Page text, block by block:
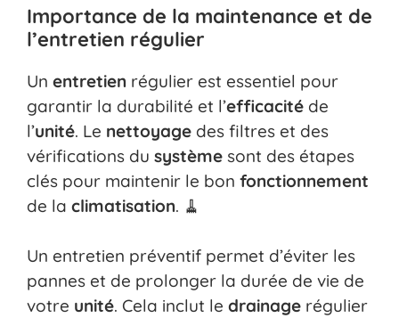
Importance de la maintenance et de
l’entretien régulier
Un entretien régulier est essentiel pour
garantir la durabilité et l’efficacité de
l’unité. Le nettoyage des filtres et des
vérifications du système sont des étapes
clés pour maintenir le bon fonctionnement
de la climatisation. 🧹
Un entretien préventif permet d’éviter les
pannes et de prolonger la durée de vie de
votre unité. Cela inclut le drainage régulier